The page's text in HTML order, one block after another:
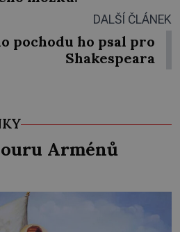
DALŠÍ ČLÁNEK
pochodu ho psal pro
Shakespeara
Arménů